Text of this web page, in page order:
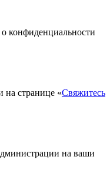
о конфиденциальности
на странице «Свяжитесь
на ваши